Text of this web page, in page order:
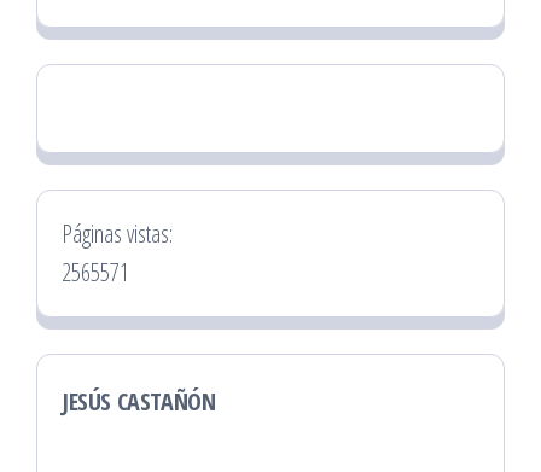
Páginas vistas:
2565571
JESÚS CASTAÑÓN